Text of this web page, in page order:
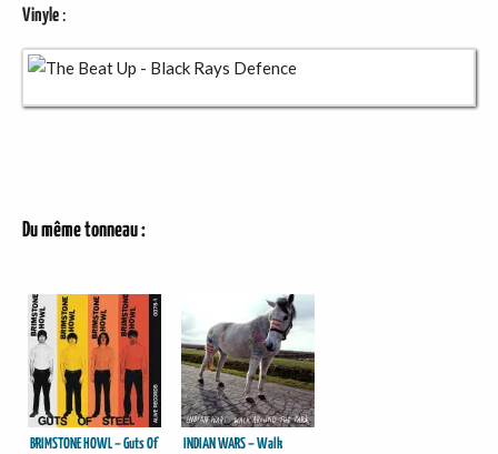
Vinyle:
Du même tonneau :
BRIMSTONE HOWL – Guts Of
INDIAN WARS – Walk